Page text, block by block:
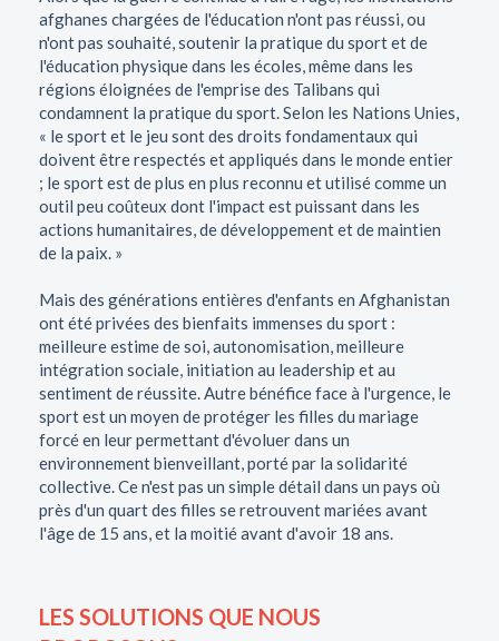
afghanes chargées de l'éducation n'ont pas réussi, ou
n'ont pas souhaité, soutenir la pratique du sport et de
l'éducation physique dans les écoles, même dans les
régions éloignées de l'emprise des Talibans qui
condamnent la pratique du sport. Selon les Nations Unies,
« le sport et le jeu sont des droits fondamentaux qui
doivent être respectés et appliqués dans le monde entier
; le sport est de plus en plus reconnu et utilisé comme un
outil peu coûteux dont l'impact est puissant dans les
actions humanitaires, de développement et de maintien
de la paix. »
Mais des générations entières d'enfants en Afghanistan
ont été privées des bienfaits immenses du sport :
meilleure estime de soi, autonomisation, meilleure
intégration sociale, initiation au leadership et au
sentiment de réussite. Autre bénéfice face à l'urgence, le
sport est un moyen de protéger les filles du mariage
forcé en leur permettant d'évoluer dans un
environnement bienveillant, porté par la solidarité
collective. Ce n'est pas un simple détail dans un pays où
près d'un quart des filles se retrouvent mariées avant
l'âge de 15 ans, et la moitié avant d'avoir 18 ans.
LES SOLUTIONS QUE NOUS